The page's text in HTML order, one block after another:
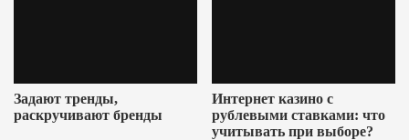
Задают тренды,
раскручивают бренды
Интернет казино с
рублевыми ставками: что
учитывать при выборе?